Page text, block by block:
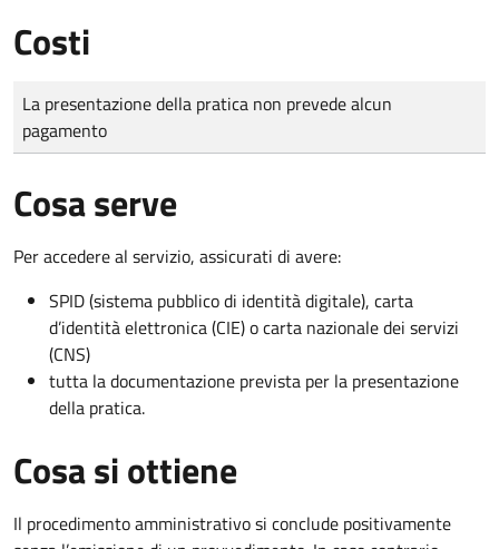
Costi
Tipo di pagamento
Importo
La presentazione della pratica non prevede alcun
pagamento
Cosa serve
Per accedere al servizio, assicurati di avere:
SPID (sistema pubblico di identità digitale), carta
d’identità elettronica (CIE) o carta nazionale dei servizi
(CNS)
tutta la documentazione prevista per la presentazione
della pratica.
Cosa si ottiene
Il procedimento amministrativo si conclude positivamente